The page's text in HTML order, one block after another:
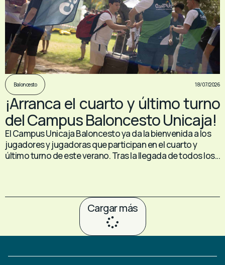
Baloncesto 18/07/2026
¡Arranca el cuarto y último turno
del Campus Baloncesto Unicaja!
El Campus Unicaja Baloncesto ya da la bienvenida a los
jugadores y jugadoras que participan en el cuarto y
último turno de este verano. Tras la llegada de todos los...
Cargar más